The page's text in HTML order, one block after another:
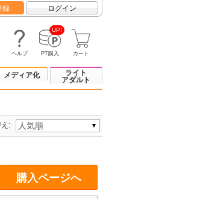
録 ログイン
ヘルプ
UP!
PT購入 カート
メディア化
ライト
アダルト
:
購入ページへ